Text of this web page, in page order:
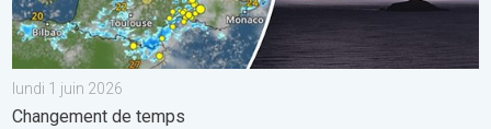
lundi 1 juin 2026
Changement de temps